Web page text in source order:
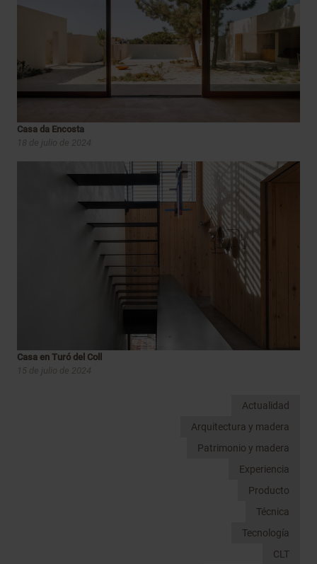
Casa da Encosta
18 de julio de 2024
Casa en Turó del Coll
15 de julio de 2024
Actualidad
Arquitectura y madera
Patrimonio y madera
Experiencia
Producto
Técnica
Tecnología
CLT